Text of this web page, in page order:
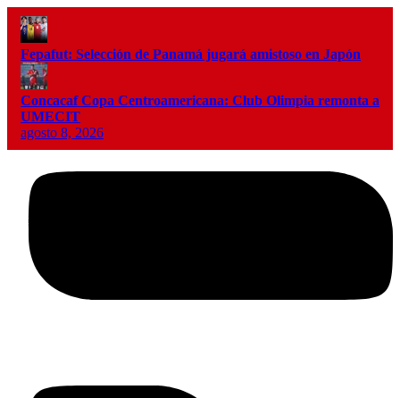
Fepafut: Selección de Panamá jugará amistoso en Japón
Concacaf Copa Centroamericana: Club Olimpia remonta a
UMECIT
agosto 8, 2026